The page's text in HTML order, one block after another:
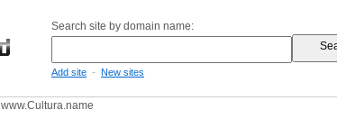
Search site by domain name:
Add site - New sites
www.Cultura.name